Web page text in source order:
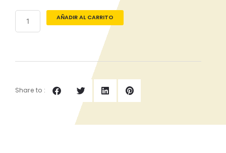
Horno
para
panadería
cantidad
AÑADIR AL CARRITO
Share to :